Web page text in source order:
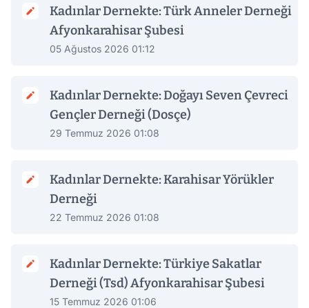
Kadınlar Dernekte: Türk Anneler Derneği
Afyonkarahisar Şubesi
05 Ağustos 2026 01:12
Kadınlar Dernekte: Doğayı Seven Çevreci
Gençler Derneği (Dosçe)
29 Temmuz 2026 01:08
Kadınlar Dernekte: Karahisar Yörükler
Derneği
22 Temmuz 2026 01:08
Kadınlar Dernekte: Türkiye Sakatlar
Derneği (Tsd) Afyonkarahisar Şubesi
15 Temmuz 2026 01:06